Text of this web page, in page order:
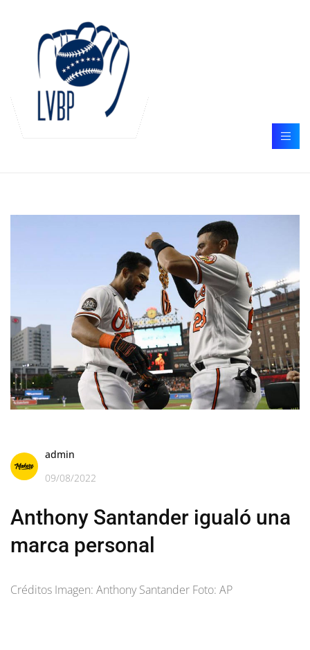
admin
09/08/2022
Anthony Santander igualó una
marca personal
Créditos Imagen: Anthony Santander Foto: AP